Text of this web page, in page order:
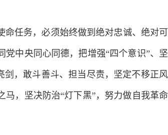
任务，必须始终做到绝对忠诚、绝对可
中央同心同德，把增强“四个意识”、坚
剑，敢斗善斗、担当尽责，坚定不移正风
，坚决防治“灯下黑”，努力做自我革命